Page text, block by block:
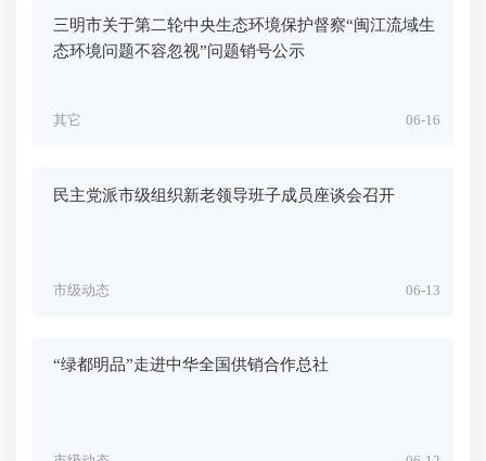
三明市关于第二轮中央生态环境保护督察“闽江流域生
态环境问题不容忽视”问题销号公示
06-16
其它
民主党派市级组织新老领导班子成员座谈会召开
06-13
市级动态
“绿都明品”走进中华全国供销合作总社